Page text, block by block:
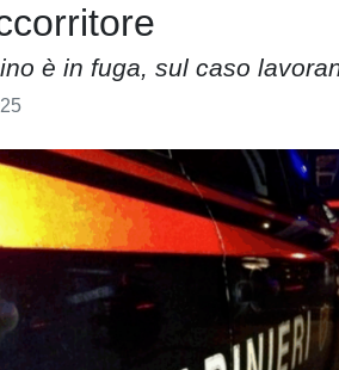
è in fuga, sul caso